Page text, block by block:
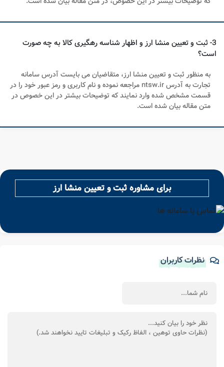
3- ثبت و تعیین منشا ارز و اظهار شناسه رهگیری کالا به چه صورت
است؟
به منظور ثبت و تعیین منشا ارز، متقاضیان می بایست آدرس سامانه
تجارت به آدرس ntsw.ir مراجعه نموده و نام کاربری و رمز عبور خود را در
قسمت مشخص شده وارد نمایند که توضیحات بیشتر در این خصوص در
متن مقاله بیان شده است.
برای مشاوره ثبت و تعیین منشا ارز
نظرات کاربران